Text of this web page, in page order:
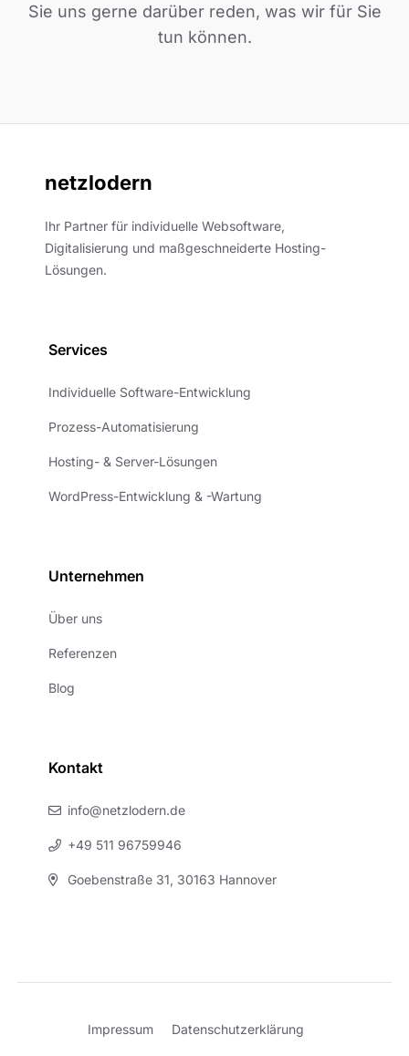
Sie uns gerne darüber reden, was wir für Sie
tun können.
netzlodern
Ihr Partner für individuelle Websoftware,
Digitalisierung und maßgeschneiderte Hosting-
Lösungen.
Services
Individuelle Software-Entwicklung
Prozess-Automatisierung
Hosting- & Server-Lösungen
WordPress-Entwicklung & -Wartung
Unternehmen
Über uns
Referenzen
Blog
Kontakt
info@netzlodern.de
+49 511 96759946
Goebenstraße 31, 30163 Hannover
Impressum Datenschutzerklärung